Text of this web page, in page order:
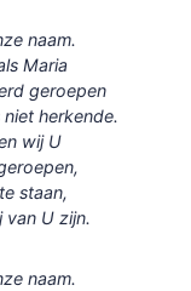
naam.
Maria
geroepen
herkende.
wij U
staan,
U zijn.
naam.